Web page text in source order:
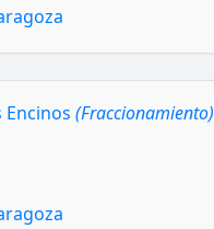
Encinos (Fraccionamiento)